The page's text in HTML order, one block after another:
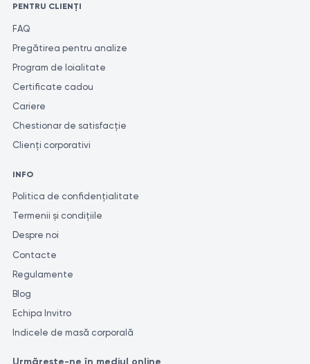
PENTRU CLIENȚI
FAQ
Pregătirea pentru analize
Program de loialitate
Certificate cadou
Cariere
Chestionar de satisfacție
Clienți corporativi
INFO
Politica de confidențialitate
Termenii și condițiile
Despre noi
Contacte
Regulamente
Blog
Echipa Invitro
Indicele de masă corporală